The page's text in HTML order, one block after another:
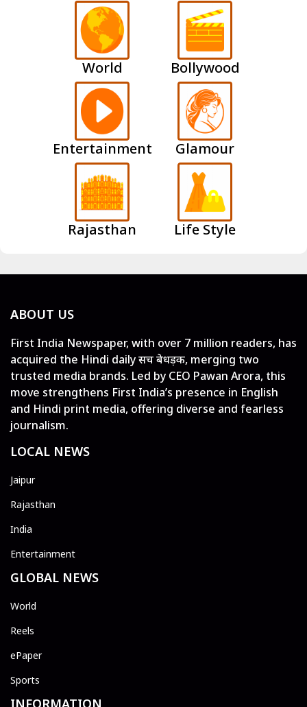
World Bollywood
Entertainment Glamour
Rajasthan Life Style
ABOUT US
First India Newspaper, with over 7 million readers, has
acquired the Hindi daily सच बेधड़क, merging two
trusted media brands. Led by CEO Pawan Arora, this
move strengthens First India’s presence in English
and Hindi print media, offering diverse and fearless
journalism.
LOCAL NEWS
Jaipur
Rajasthan
India
Entertainment
GLOBAL NEWS
World
Reels
ePaper
Sports
INFORMATION